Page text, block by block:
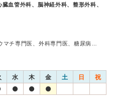
血管外科、脳神経外科、整形外科、
マチ専門医、外科専門医、糖尿病…
水 木 金 土 日 祝